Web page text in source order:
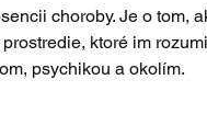
choroby. Je o tom,
ktoré im
psychikou a okolím.